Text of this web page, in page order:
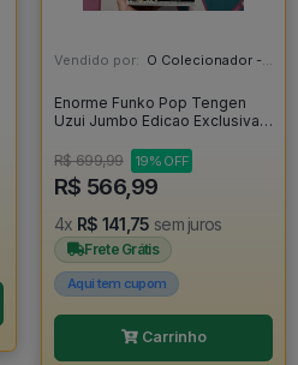
Vendido por: O Colecionador - SP
Enorme Funko Pop Tengen
Uzui Jumbo Edicao Exclusiva
#1801
R$ 699,99 19% OFF
R$ 566,99
4x R$ 141,75 sem juros
Frete Grátis
Aqui tem cupom
Carrinho